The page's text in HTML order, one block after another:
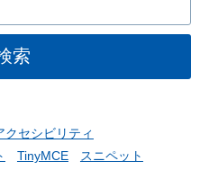
索
クセシビリティ
TinyMCE
スニペット